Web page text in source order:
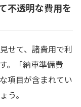
不透明な費用を
せて、諸費用で利
。「納車準備費
項目が含まれてい
う。